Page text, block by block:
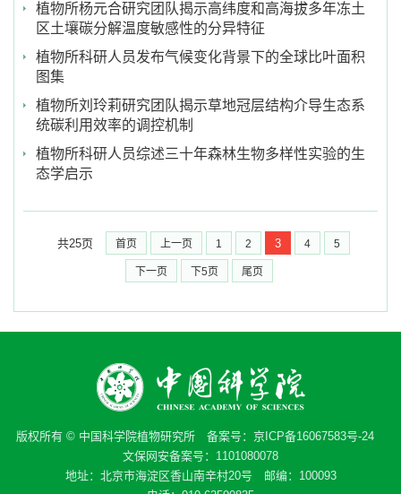
植物所杨元合研究团队揭示高纬度和高海拔多年冻土
区土壤碳分解温度敏感性的分异特征
植物所科研人员发布气候变化背景下的全球比叶面积
图集
植物所刘玲莉研究团队揭示草地冠层结构介导生态系
统碳利用效率的调控机制
植物所科研人员综述三十年森林生物多样性实验的生
态学启示
共25页 首页 上一页 1 2 3 4 5
下一页 下5页 尾页
版权所有 © 中国科学院植物研究所 备案号： 京ICP备16067583号-24
文保网安备案号：1101080078
地址：北京市海淀区香山南辛村20号 邮编：100093